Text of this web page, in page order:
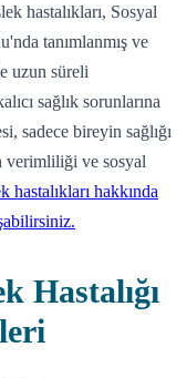
hastalıkları, Sosyal
tanımlanmış ve
uzun süreli
sağlık sorunlarına
sadece bireyin sağlığı
verimliliği ve sosyal
hastalıkları hakkında
Hastalığı